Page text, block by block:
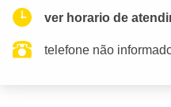
ver horario de
telefone não